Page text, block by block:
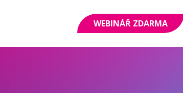
WEBINÁŘ ZDARMA